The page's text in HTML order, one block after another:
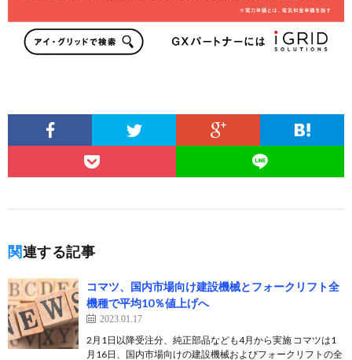
関連する記事
コマツ、国内市場向け建設機械とフォークリフト全
機種で平均10％値上げへ
2023.01.17
2月1日以降受注分、純正部品なども4月から実施 コマツは1
月16日、国内市場向けの建設機械およびフォークリフトの全